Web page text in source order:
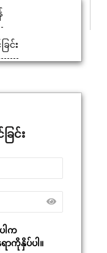
င်း
င်း
ါက
ကိုနှိပ်ပါ။